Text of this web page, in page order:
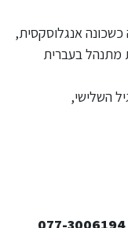
כשכונה אנגלוסקסית,
מתנהל בעברית
השלישי,